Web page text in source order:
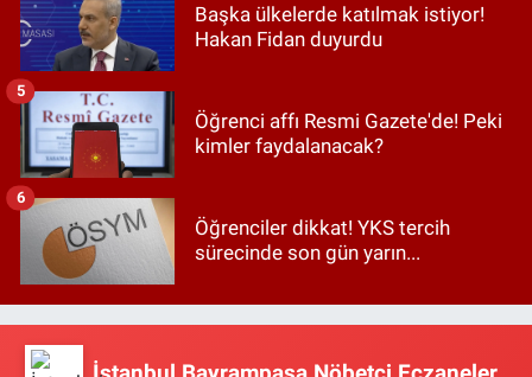
Başka ülkelerde katılmak istiyor!
Hakan Fidan duyurdu
Öğrenci affı Resmi Gazete'de! Peki
kimler faydalanacak?
5
Öğrenciler dikkat! YKS tercih
sürecinde son gün yarın...
6